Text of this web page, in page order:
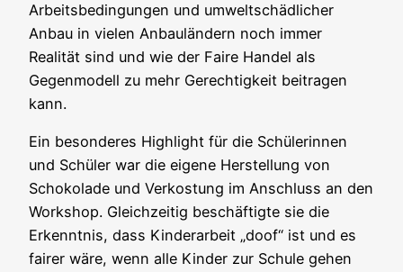
Arbeitsbedingungen und umweltschädlicher
Anbau in vielen Anbauländern noch immer
Realität sind und wie der Faire Handel als
Gegenmodell zu mehr Gerechtigkeit beitragen
kann.
Ein besonderes Highlight für die Schülerinnen
und Schüler war die eigene Herstellung von
Schokolade und Verkostung im Anschluss an den
Workshop. Gleichzeitig beschäftigte sie die
Erkenntnis, dass Kinderarbeit „doof“ ist und es
fairer wäre, wenn alle Kinder zur Schule gehen